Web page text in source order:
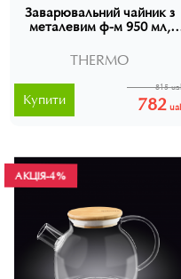
Заварювальний чайник з
металевим ф-м 950 мл,
THERMO
782
815
Купити
АКЦІЯ-4%